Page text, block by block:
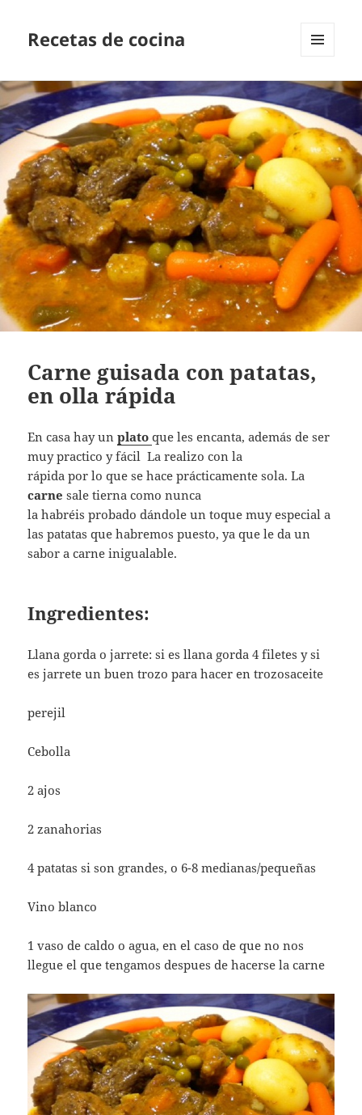
Recetas de cocina
WIDGETS
Carne guisada con patatas,
en olla rápida
En casa hay unplato que les encanta, además de ser
muy practico y fácil La realizo con la
rápida por lo que se hace prácticamente sola. La
carne sale tierna como nunca
la habréis probado dándole un toque muy especial a
las patatas que habremos puesto, ya que le da un
sabor a carne inigualable.
Ingredientes:
Llana gorda o jarrete: si es llana gorda 4 filetes y si
es jarrete un buen trozo para hacer en trozosaceite
perejil
Cebolla
2 ajos
2 zanahorias
4 patatas si son grandes, o 6-8 medianas/pequeñas
Vino blanco
1 vaso de caldo o agua, en el caso de que no nos
llegue el que tengamos despues de hacerse la carne